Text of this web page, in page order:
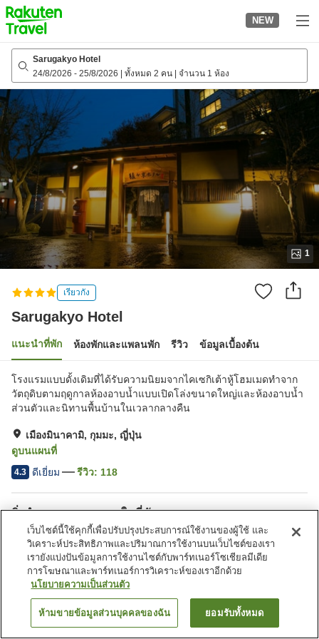
to
top
page
NEW
Sarugakyo Hotel
24/8/2026 - 25/8/2026 ทั้งหมด 2 คน จำนวน 1 ห้อง
1
เรียวกัง
Sarugakyo Hotel
แนะนำที่พัก ห้องพักและแพลนพัก รีวิว ข้อมูลเบื้องต้น
โรงแรมแบบดั้งเดิมที่ได้รับความนิยมจากไคเซกิเต้าหู้โฮมเมดทำจาก
วัตถุดิบตามฤดูกาลห้องอาบน้ำแบบเปิดโล่งขนาดใหญ่และห้องอาบน้ำ
ส่วนตัวและนิทานพื้นบ้านในเวลากลางคืน
เมืองมินาคามิ, กุมมะ, ญี่ปุ่น
ดูบนแผนที่
4.3 ดีเยี่ยม รีวิว: 118
สิ่งอำนวยความสะดวกในที่พัก
ที่จอดรถ
ซาวน่า
สปา/บิวตี้ซาลอน
สระว่ายน้ำ
หน้าแรก ญี่ปุ่น กุมมะ
ค้นหาห้องพัก
เว็บไซต์นี้ใช้คุกกี้เพื่อปรับปรุงประสบการณ์ใช้งานของผู้ใช้ และ
วิเคราะห์ประสิทธิภาพและปริมาณการใช้งานบนเว็บไซต์ของเรา
เรายังแบ่งปันข้อมูลการใช้งานไซต์กับพาร์ทเนอร์โซเชียลมีเดีย
การโฆษณาและพาร์ทเนอร์การวิเคราะห์ของเราอีกด้วย
นโยบายความเป็นส่วนตัว
ห้ามขายข้อมูลส่วนบุคคลของฉัน ยอมรับทั้งหมด